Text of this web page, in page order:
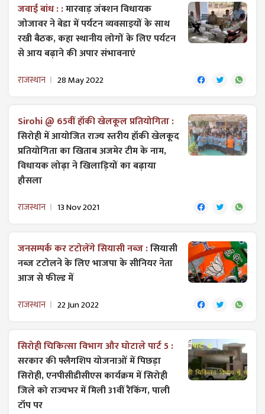
जवाई बांध : :मारवाड़ जंक्शन विधायक
जोजावर ने बेडा में पर्यटन व्यवसाइयों के साथ
रखी बैठक, कहा स्थानीय लोगों के लिए पर्यटन
से आय बढ़ाने की अपार संभावनाएं
राजस्थान 28 May 2022
Sirohi @ 65वीं हॉकी खेलकूल प्रतियोगिता :
सिरोही में आयोजित राज्य स्तरीय हॉकी खेलकूद
प्रतियोगिता का खिताब अजमेर टीम के नाम,
विधायक लोढ़ा ने खिलाड़ियों का बढ़ाया
हौसला
राजस्थान 13 Nov 2021
जनसम्पर्क कर टटोलेंगे सियासी नब्ज :सियासी
नब्ज टटोलने के लिए भाजपा के सीनियर नेता
आज से फील्ड में
राजस्थान 22 Jun 2022
सिरोही चिकित्सा विभाग और घोटाले पार्ट 5 :
सरकार की फ्लैगशिप योजनाओं में पिछड़ा
सिरोही, एनपीसीडीसीएस कार्यक्रम में सिरोही
जिले को राज्यभर में मिली 31वीं रैंकिंग, पाली
टॉप पर